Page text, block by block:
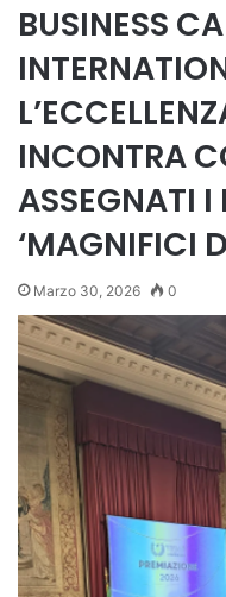
BUSINESS
INCONTRA
ASSEGNATI I
‘MAGNIFICI
Marzo 30, 2026 0